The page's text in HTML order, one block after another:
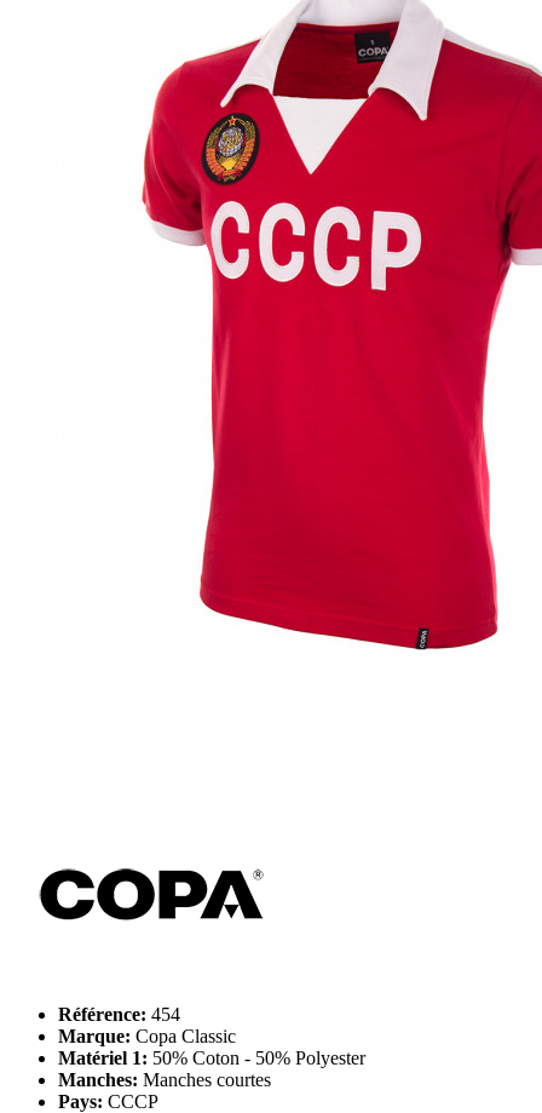
Référence: 454
Marque: Copa Classic
Matériel 1: 50% Coton - 50% Polyester
Manches: Manches courtes
Pays: CCCP